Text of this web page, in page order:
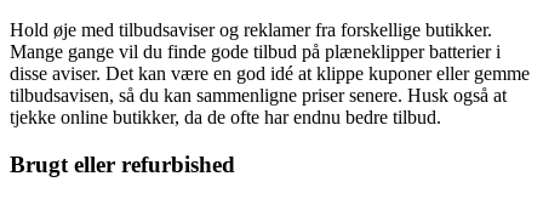
Hold øje med tilbudsaviser og reklamer fra forskellige butikker.
Mange gange vil du finde gode tilbud på plæneklipper batterier i
disse aviser. Det kan være en god idé at klippe kuponer eller gemme
tilbudsavisen, så du kan sammenligne priser senere. Husk også at
tjekke online butikker, da de ofte har endnu bedre tilbud.
Brugt eller refurbished